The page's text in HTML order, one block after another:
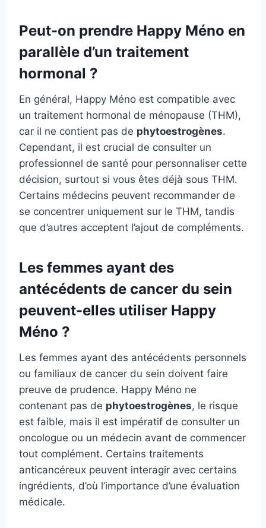
Peut-on prendre Happy Méno en
parallèle d’un traitement
hormonal ?
En général, Happy Méno est compatible avec
un traitement hormonal de ménopause (THM),
car il ne contient pas de phytoestrogènes.
Cependant, il est crucial de consulter un
professionnel de santé pour personnaliser cette
décision, surtout si vous êtes déjà sous THM.
Certains médecins peuvent recommander de
se concentrer uniquement sur le THM, tandis
que d’autres acceptent l’ajout de compléments.
Les femmes ayant des
antécédents de cancer du sein
peuvent-elles utiliser Happy
Méno ?
Les femmes ayant des antécédents personnels
ou familiaux de cancer du sein doivent faire
preuve de prudence. Happy Méno ne
contenant pas de phytoestrogènes, le risque
est faible, mais il est impératif de consulter un
oncologue ou un médecin avant de commencer
tout complément. Certains traitements
anticancéreux peuvent interagir avec certains
ingrédients, d’où l’importance d’une évaluation
médicale.